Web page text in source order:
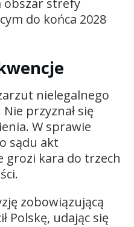
obszar strefy
do końca 2028
nielegalnego
przyznał się
W sprawie
sądu akt
grozi kara do trzech
zobowiązującą
Polskę, udając się